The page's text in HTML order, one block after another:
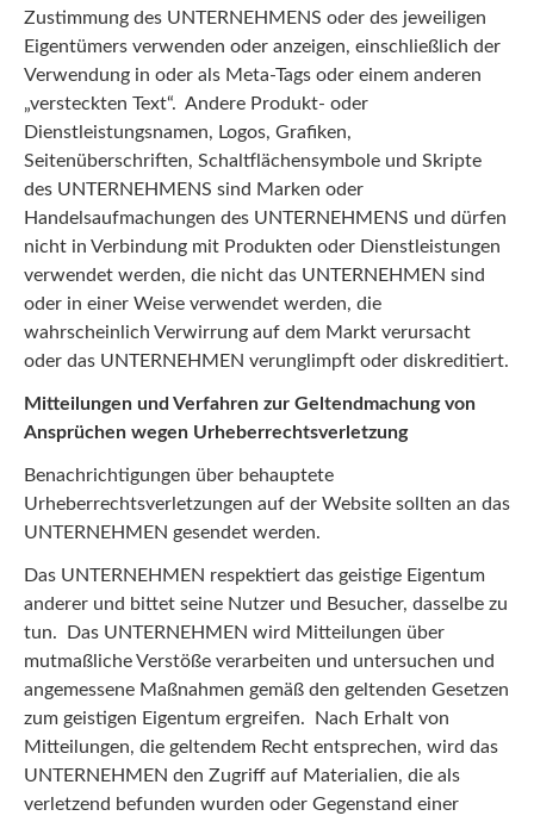
Zustimmung des UNTERNEHMENS oder des jeweiligen
Eigentümers verwenden oder anzeigen, einschließlich der
Verwendung in oder als Meta-Tags oder einem anderen
„versteckten Text“. Andere Produkt- oder
Dienstleistungsnamen, Logos, Grafiken,
Seitenüberschriften, Schaltflächensymbole und Skripte
des UNTERNEHMENS sind Marken oder
Handelsaufmachungen des UNTERNEHMENS und dürfen
nicht in Verbindung mit Produkten oder Dienstleistungen
verwendet werden, die nicht das UNTERNEHMEN sind
oder in einer Weise verwendet werden, die
wahrscheinlich Verwirrung auf dem Markt verursacht
oder das UNTERNEHMEN verunglimpft oder diskreditiert.
Mitteilungen und Verfahren zur Geltendmachung von
Ansprüchen wegen Urheberrechtsverletzung
Benachrichtigungen über behauptete
Urheberrechtsverletzungen auf der Website sollten an das
UNTERNEHMEN gesendet werden.
Das UNTERNEHMEN respektiert das geistige Eigentum
anderer und bittet seine Nutzer und Besucher, dasselbe zu
tun. Das UNTERNEHMEN wird Mitteilungen über
mutmaßliche Verstöße verarbeiten und untersuchen und
angemessene Maßnahmen gemäß den geltenden Gesetzen
zum geistigen Eigentum ergreifen. Nach Erhalt von
Mitteilungen, die geltendem Recht entsprechen, wird das
UNTERNEHMEN den Zugriff auf Materialien, die als
verletzend befunden wurden oder Gegenstand einer